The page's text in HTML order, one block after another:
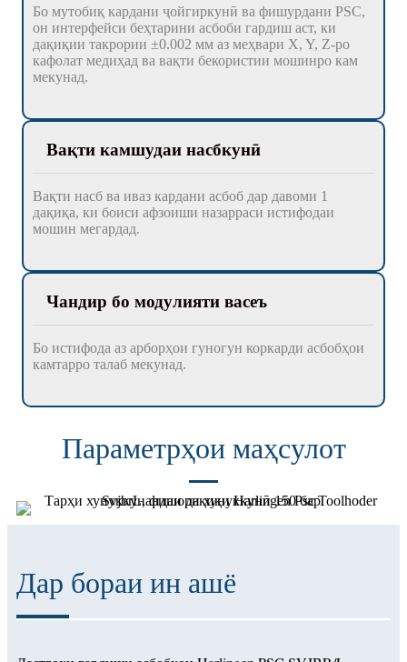
Бо мутобиқ кардани ҷойгиркунӣ ва фишурдани PSC,
он интерфейси беҳтарини асбоби гардиш аст, ки
дақиқии такрории ±0.002 мм аз меҳвари X, Y, Z-ро
кафолат медиҳад ва вақти бекористии мошинро кам
мекунад.
Вақти камшудаи насбкунӣ
Вақти насб ва иваз кардани асбоб дар давоми 1
дақиқа, ки боиси афзоиши назарраси истифодаи
мошин мегардад.
Чандир бо модулияти васеъ
Бо истифода аз арборҳои гуногун коркарди асбобҳои
камтарро талаб мекунад.
Параметрҳои маҳсулот
Дар бораи ин ашё